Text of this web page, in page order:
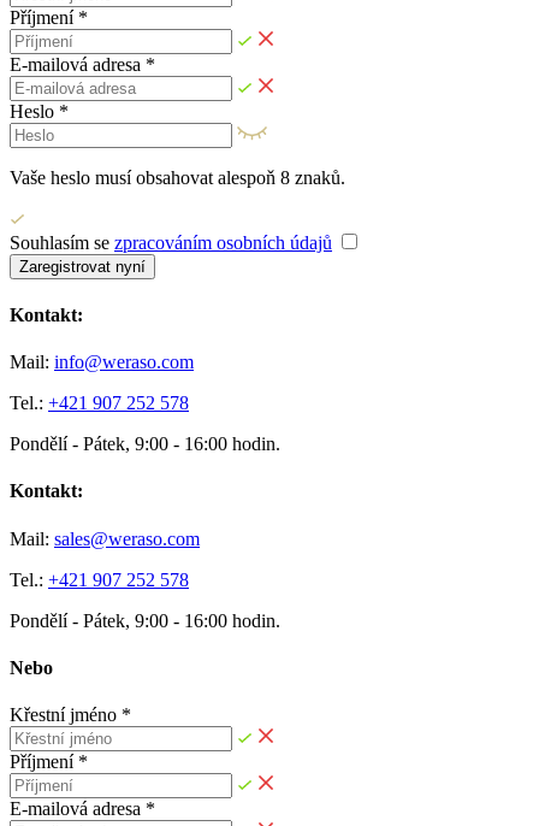
Příjmení *
E-mailová adresa *
Heslo *
Vaše heslo musí obsahovat alespoň 8 znaků.
Souhlasím se zpracováním osobních údajů
Zaregistrovat nyní
Kontakt:
Mail: info@weraso.com
Tel.: +421 907 252 578
Pondělí - Pátek, 9:00 - 16:00 hodin.
Kontakt:
Mail: sales@weraso.com
Tel.: +421 907 252 578
Pondělí - Pátek, 9:00 - 16:00 hodin.
Nebo
Křestní jméno *
Příjmení *
E-mailová adresa *